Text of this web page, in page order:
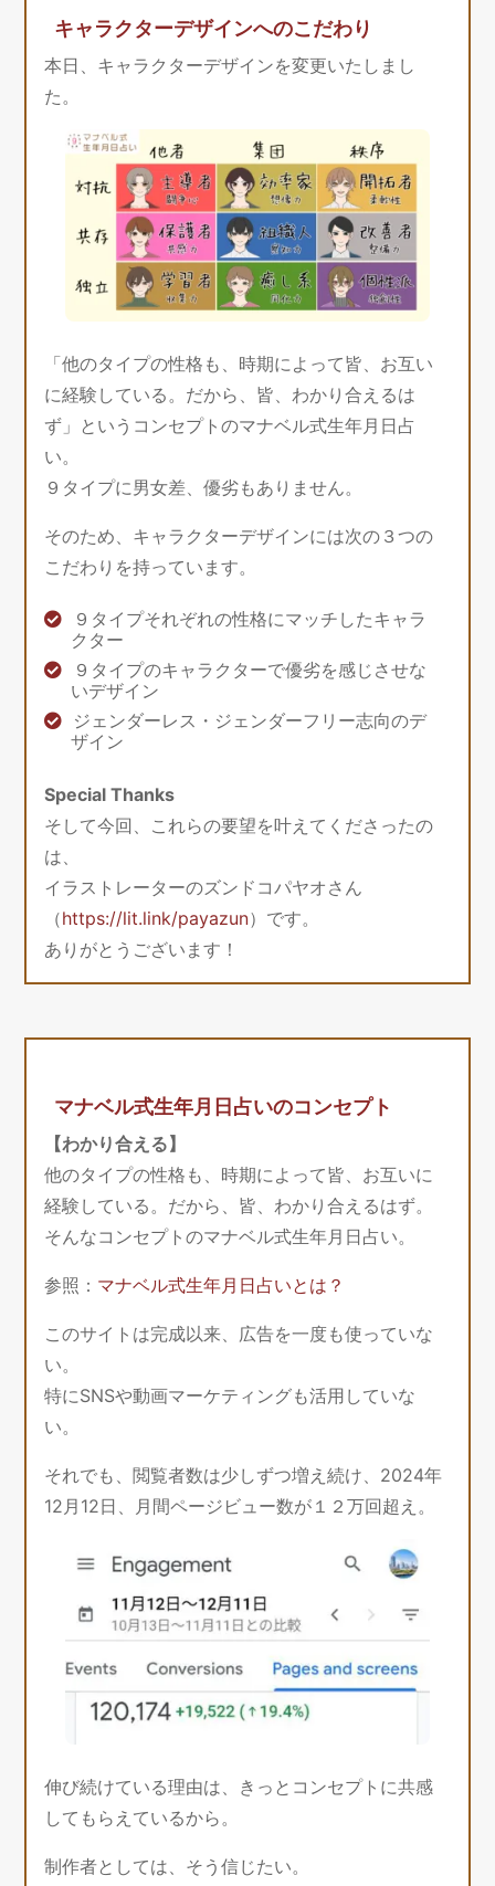
キャラクターデザインへのこだわり
本日、キャラクターデザインを変更いたしまし
た。
「他のタイプの性格も、時期によって皆、お互い
に経験している。だから、皆、わかり合えるは
ず」というコンセプトのマナベル式生年月日占
い。
９タイプに男女差、優劣もありません。
そのため、キャラクターデザインには次の３つの
こだわりを持っています。
９タイプそれぞれの性格にマッチしたキャラ
クター
９タイプのキャラクターで優劣を感じさせな
いデザイン
ジェンダーレス・ジェンダーフリー志向のデ
ザイン
Special Thanks
そして今回、これらの要望を叶えてくださったの
は、
イラストレーターのズンドコパヤオさん
（https://lit.link/payazun）です。
ありがとうございます！
マナベル式生年月日占いのコンセプト
【わかり合える】
他のタイプの性格も、時期によって皆、お互いに
経験している。だから、皆、わかり合えるはず。
そんなコンセプトのマナベル式生年月日占い。
参照： マナベル式生年月日占いとは？
このサイトは完成以来、広告を一度も使っていな
い。
特にSNSや動画マーケティングも活用していな
い。
それでも、閲覧者数は少しずつ増え続け、2024年
12月12日、月間ページビュー数が１２万回超え。
伸び続けている理由は、きっとコンセプトに共感
してもらえているから。
制作者としては、そう信じたい。